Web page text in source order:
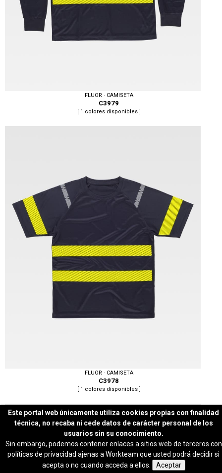
Tallas: S, M, L, XL, XXL, 3XL, 4XL, 5XL, 6XL
FLUOR · CAMISETA
C3979
[ 1 colores disponibles ]
Tallas: S, M, L, XL, XXL, 3XL, 4XL, 5XL, 6XL
FLUOR · CAMISETA
C3978
[ 1 colores disponibles ]
Este portal web únicamente utiliza cookies propias con finalidad
técnica, no recaba ni cede datos de carácter personal de los
usuarios sin su conocimiento.
Sin embargo, podemos contener enlaces a sitios web de terceros con
políticas de privacidad ajenas a Workteam que usted podrá decidir si
acepta o no cuando acceda a ellos.
Aceptar